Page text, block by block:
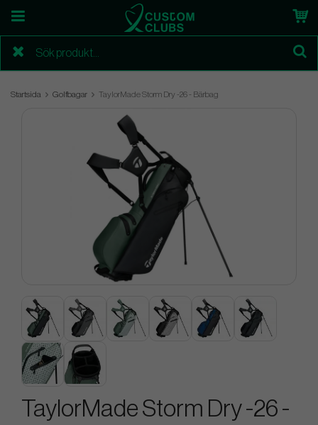
Startsida Golfbagar TaylorMade Storm Dry -26 - Bärbag
TaylorMade Storm Dry -26 -